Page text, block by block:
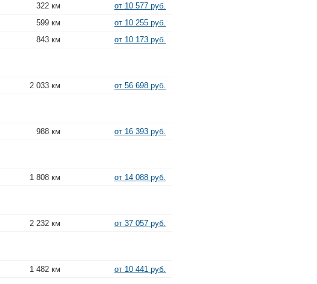
322 км
от 10 577 руб.
599 км
от 10 255 руб.
843 км от 10 173 руб.
2 033 км от 56 698 руб.
988 км от 16 393 руб.
1 808 км от 14 088 руб.
2 232 км от 37 057 руб.
1 482 км от 10 441 руб.